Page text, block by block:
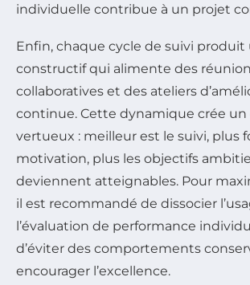
individuelle contribue à un projet
Enfin, chaque cycle de suivi produit
constructif qui alimente des
collaboratives et des ateliers
continue. Cette dynamique crée un
vertueux : meilleur est le suivi, plus
motivation, plus les objectifs
deviennent atteignables. Pour
il est recommandé de dissocier
l’évaluation de performance
d’éviter des comportements
encourager l’excellence.